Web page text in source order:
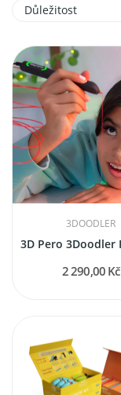
Důležitost
3DOODLER
2 290,00 Kč